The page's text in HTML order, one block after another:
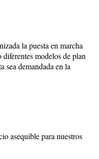
la puesta en marcha
modelos de plan
sea demandada en la
asequible para nuestros